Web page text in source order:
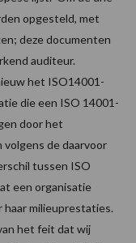
opgesteld, met
deze documenten
auditeur.
het ISO14001-
die een ISO 14001-
door het
volgens de daarvoor
tussen ISO
een organisatie
milieuprestaties.
het feit dat wij